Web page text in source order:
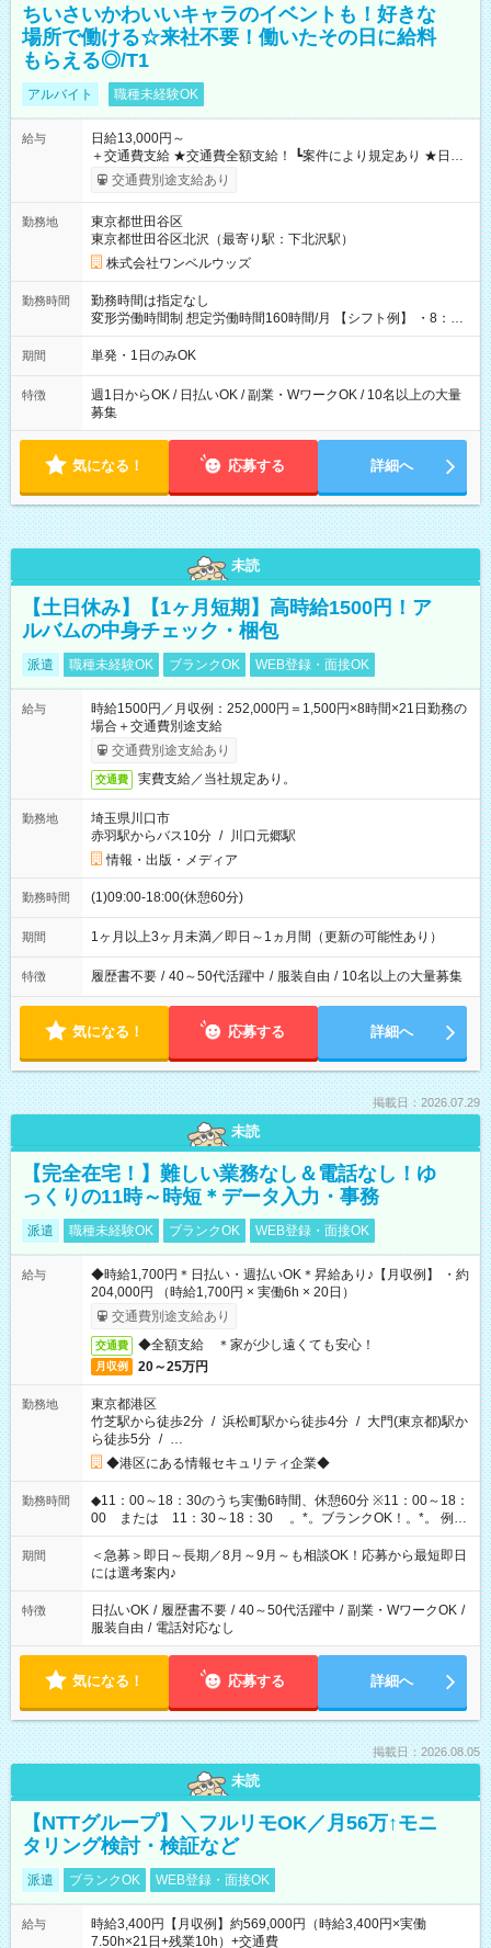
ちいさいかわいいキャラのイベントも！好きな
場所で働ける☆来社不要！働いたその日に給料
もらえる◎/T1
アルバイト 職種未経験OK
給与
日給13,000円～
＋交通費支給 ★交通費全額支給！ ┗案件により規定あり ★日払
いOK！（規定あり） ┗働いたその日に現金GET♪ お仕事後はコ
ンビニATMから 日払い分を引き落とせます！ 【試用期間】試
交通費別途支給あり
勤務地
東京都世田谷区
東京都世田谷区北沢（最寄り駅：下北沢駅）
株式会社ワンベルウッズ
勤務時間
勤務時間は指定なし
変形労働時間制 想定労働時間160時間/月 【シフト例】 ・8：00
～21：00
期間 単発・1日のみOK
特徴
週1日からOK / 日払いOK / 副業・WワークOK / 10名以上の大量
募集
気になる！ 応募する 詳細へ
未読
【土日休み】【1ヶ月短期】高時給1500円！ア
ルバムの中身チェック・梱包
派遣 職種未経験OK ブランクOK WEB登録・面接OK
給与
時給1500円／月収例：252,000円＝1,500円×8時間×21日勤務の
場合＋交通費別途支給
交通費別途支給あり
交通費 実費支給／当社規定あり。
勤務地
埼玉県川口市
赤羽駅からバス10分 / 川口元郷駅
情報・出版・メディア
勤務時間 (1)09:00-18:00(休憩60分)
期間 1ヶ月以上3ヶ月未満／即日～1ヵ月間（更新の可能性あり）
特徴 履歴書不要 / 40～50代活躍中 / 服装自由 / 10名以上の大量募集
気になる！ 応募する 詳細へ
掲載日：2026.07.29
未読
【完全在宅！】難しい業務なし＆電話なし！ゆ
っくりの11時～時短＊データ入力・事務
派遣 職種未経験OK ブランクOK WEB登録・面接OK
給与
◆時給1,700円＊日払い・週払いOK＊昇給あり♪【月収例】 ・約
204,000円 （時給1,700円 × 実働6h × 20日）
交通費別途支給あり
交通費 ◆全額支給 ＊家が少し遠くても安心！
月収例 20～25万円
勤務地
東京都港区
竹芝駅から徒歩2分 / 浜松町駅から徒歩4分 / 大門(東京都)駅か
ら徒歩5分 / …
◆港区にある情報セキュリティ企業◆
勤務時間
◆11：00～18：30のうち実働6時間、休憩60分 ※11：00～18：
00 または 11：30～18：30 。*。ブランクOK！。*。 例え
ば前職が、 在宅/財団法人/事務/コールセンター/受付/販売/カフェ
スタッフ スイーツ販売/ホテルフロント/化粧品販売/など 様々な
業界から入社して活躍されています♪
期間
＜急募＞即日～長期／8月～9月～も相談OK！応募から最短即日
には選考案内♪
特徴 日払いOK / 履歴書不要 / 40～50代活躍中 / 副業・WワークOK /
服装自由 / 電話対応なし
気になる！ 応募する 詳細へ
掲載日：2026.08.05
未読
【NTTグループ】＼フルリモOK／月56万↑モニ
タリング検討・検証など
派遣 ブランクOK WEB登録・面接OK
給与
時給3,400円【月収例】約569,000円（時給3,400円×実働
7.50h×21日+残業10h）+交通費